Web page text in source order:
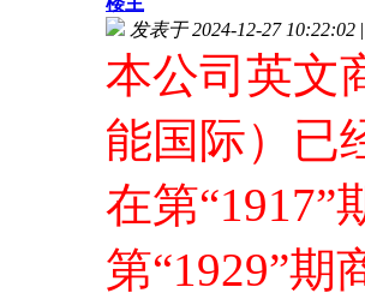
发表于 2024-12-27 10:22:02 |
本公司英文
能国际）已
在第
第“1929”